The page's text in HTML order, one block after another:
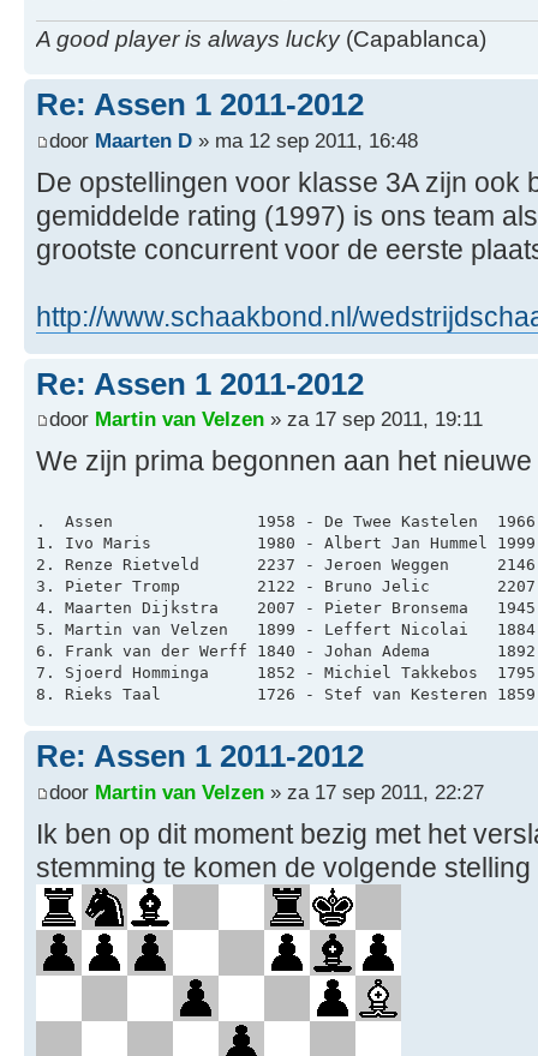
A good player is always lucky(Capablanca)
Re: Assen 1 2011-2012
door Maarten D » ma 12 sep 2011, 16:48
De opstellingen voor klasse 3A zijn ook
gemiddelde rating (1997) is ons team
grootste concurrent voor de eerste
http://www.schaakbond.nl/
Re: Assen 1 2011-2012
door Martin van Velzen » za 17 sep 2011, 19:11
We zijn prima begonnen aan het
.  Assen               1958 - De Twee Kastelen
1. Ivo Maris           1980 - Albert Jan Hummel
2. Renze Rietveld      2237 - Jeroen Weggen
3. Pieter Tromp        2122 - Bruno Jelic
4. Maarten Dijkstra    2007 - Pieter Bronsema
5. Martin van Velzen   1899 - Leffert Nicolai
6. Frank van der Werff 1840 - Johan Adema
7. Sjoerd Homminga     1852 - Michiel Takkebos
8. Rieks Taal          1726 - Stef van Kesteren
Re: Assen 1 2011-2012
door Martin van Velzen » za 17 sep 2011, 22:27
Ik ben op dit moment bezig met het
stemming te komen de volgende